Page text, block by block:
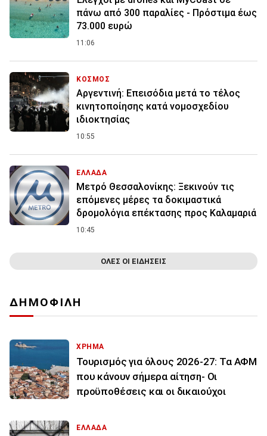
πάνω από 300 παραλίες - Πρόστιμα έως
73.000 ευρώ
11:06
ΚΟΣΜΟΣ
Αργεντινή: Επεισόδια μετά το τέλος
κινητοποίησης κατά νομοσχεδίου
ιδιοκτησίας
10:55
ΕΛΛΑΔΑ
Μετρό Θεσσαλονίκης: Ξεκινούν τις
επόμενες μέρες τα δοκιμαστικά
δρομολόγια επέκτασης προς Καλαμαριά
10:45
ΟΛΕΣ ΟΙ ΕΙΔΗΣΕΙΣ
ΔΗΜΟΦΙΛΗ
ΧΡΗΜΑ
Τουρισμός για όλους 2026-27: Τα ΑΦΜ
που κάνουν σήμερα αίτηση- Οι
προϋποθέσεις και οι δικαιούχοι
ΕΛΛΑΔΑ